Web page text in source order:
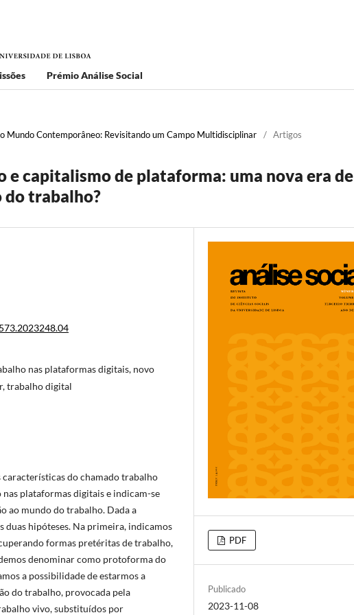
Prémio Análise Social
Mundo Contemporâneo: Revisitando um Campo Multidisciplinar
/ Artigos
e capitalismo de plataforma: uma nova era de
trabalho?
nas plataformas digitais, novo
trabalho digital
características do chamado trabalho
nas plataformas digitais e indicam-se
ao mundo do trabalho. Dada a
duas hipóteses. Na primeira, indicamos
formas pretéritas de trabalho,
denominar como protoforma do
a possibilidade de estarmos a
do trabalho, provocada pela
vivo, substituídos por
PDF
Publicado
2023-11-08